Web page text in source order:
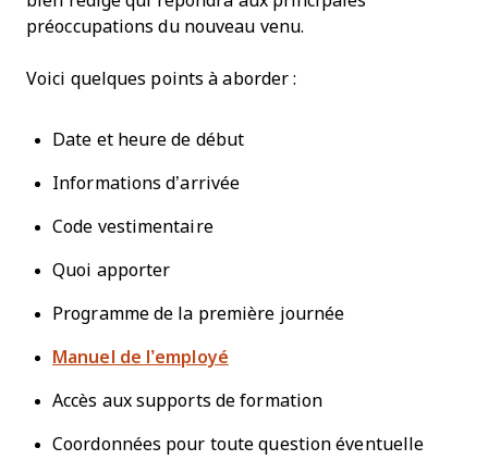
préoccupations du nouveau venu.
Voici quelques points à aborder :
Date et heure de début
Informations d’arrivée
Code vestimentaire
Quoi apporter
Programme de la première journée
Manuel de l’employé
Accès aux supports de formation
Coordonnées pour toute question éventuelle